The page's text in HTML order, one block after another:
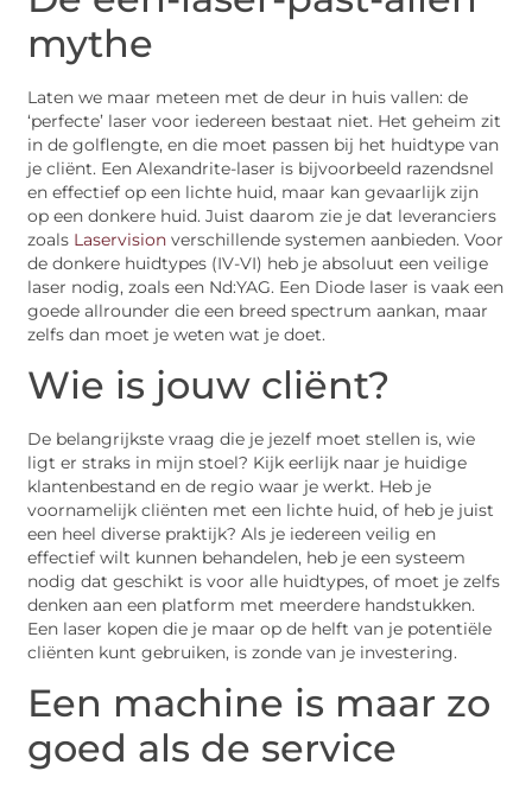
mythe
Laten we maar meteen met de deur in huis vallen: de
‘perfecte’ laser voor iedereen bestaat niet. Het geheim zit
in de golflengte, en die moet passen bij het huidtype van
je cliënt. Een Alexandrite-laser is bijvoorbeeld razendsnel
en effectief op een lichte huid, maar kan gevaarlijk zijn
op een donkere huid. Juist daarom zie je dat leveranciers
zoals Laservision verschillende systemen aanbieden. Voor
de donkere huidtypes (IV-VI) heb je absoluut een veilige
laser nodig, zoals een Nd:YAG. Een Diode laser is vaak een
goede allrounder die een breed spectrum aankan, maar
zelfs dan moet je weten wat je doet.
Wie is jouw cliënt?
De belangrijkste vraag die je jezelf moet stellen is, wie
ligt er straks in mijn stoel? Kijk eerlijk naar je huidige
klantenbestand en de regio waar je werkt. Heb je
voornamelijk cliënten met een lichte huid, of heb je juist
een heel diverse praktijk? Als je iedereen veilig en
effectief wilt kunnen behandelen, heb je een systeem
nodig dat geschikt is voor alle huidtypes, of moet je zelfs
denken aan een platform met meerdere handstukken.
Een laser kopen die je maar op de helft van je potentiële
cliënten kunt gebruiken, is zonde van je investering.
Een machine is maar zo
goed als de service